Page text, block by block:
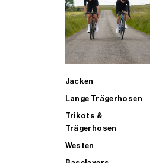
Jacken
Lange Trägerhosen
Trikots &
Trägerhosen
Westen
ALLE TRIATHLONARTIKEL FÜR